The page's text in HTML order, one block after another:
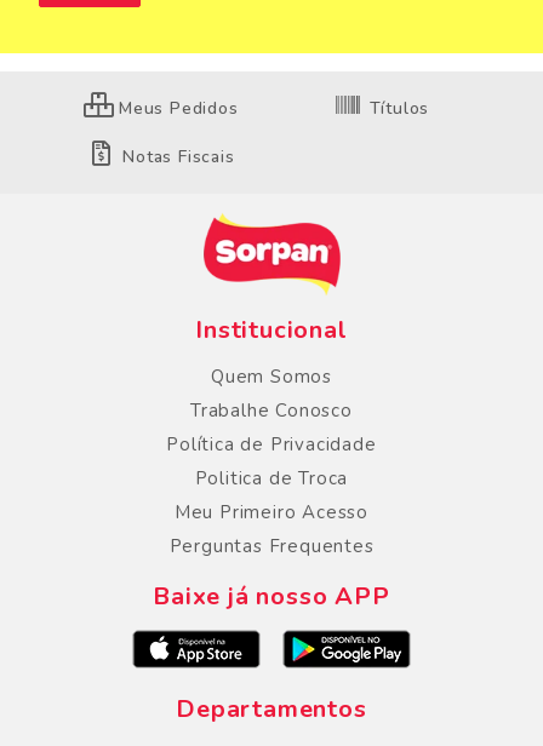
Meus Pedidos Títulos
Notas Fiscais
Institucional
Quem Somos
Trabalhe Conosco
Política de Privacidade
Politica de Troca
Meu Primeiro Acesso
Perguntas Frequentes
Baixe já nosso APP
Departamentos